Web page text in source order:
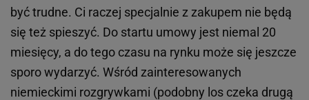
być trudne. Ci raczej specjalnie z zakupem nie będą
się też spieszyć. Do startu umowy jest niemal 20
miesięcy, a do tego czasu na rynku może się jeszcze
sporo wydarzyć. Wśród zainteresowanych
niemieckimi rozgrywkami (podobny los czeka drugą